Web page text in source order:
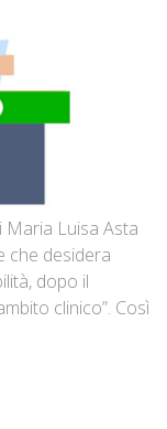
Maria Luisa Asta
che desidera
dopo il
clinico”. Così